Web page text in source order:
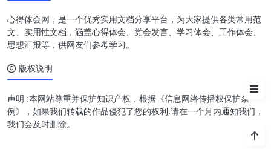
推进智慧办公：以科技赋能提升
工作效能
结语
心得体会网，是一个优秀实用文档分享平台，为大家提供各类常用范
文、实用性文档，涵盖心得体会、党会发言、学习体会、工作体会、
思想汇报等，供网友们参考学习。
版权说明
声明 :本网站尊重并保护知识产权，根据《信息网络传播权保护条
例》，如果我们转载的作品侵犯了您的权利,请在一个月内通知我们，
我们会及时删除。